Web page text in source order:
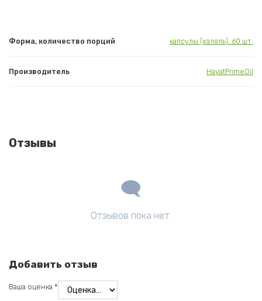
Форма, количество порций капсулы (халяль), 60 шт.
Производитель HayatPrimeOil
Отзывы
Отзывов пока нет.
Добавить отзыв
Ваша оценка *